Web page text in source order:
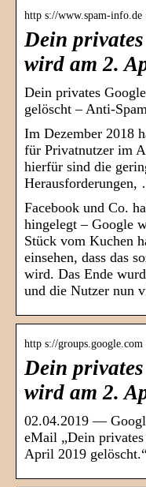
http s://www.spam-info.de
Dein
wird am 2.
Dein privates
gelöscht – Anti-
Im Dezember 2018
für Privatnutzer im
hierfür sind die
Herausforderungen,
Facebook und Co.
hingelegt – Google
Stück vom Kuchen
einsehen, dass das
wird. Das Ende
und die Nutzer nun
http s://groups.google.com
Dein
wird am 2.
02.04.2019 —
eMail „Dein
April 2019